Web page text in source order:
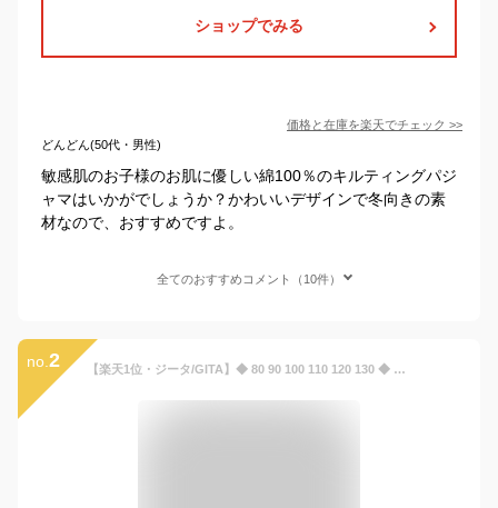
ショップでみる
価格と在庫を楽天でチェック >>
どんどん(50代・男性)
敏感肌のお子様のお肌に優しい綿100％のキルティングパジ
ャマはいかがでしょうか？かわいいデザインで冬向きの素
材なので、おすすめですよ。
全てのおすすめコメント（10件）
no. 2 【楽天1位・ジータ/GITA】◆ 80 90 100 110 120 130 ◆ 総柄 あったか ニットキルト パジャマ 股上深め ◇ 男女兼用 長袖 男の子 女の子 ベビー 子ども 子供 キッズ KIDS 子供服 冬 中綿 身生地 綿100% 素材[2511cp]